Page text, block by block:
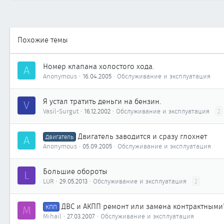
Похожие темы
A Номер клапана холостого хода.
Anonymous 16.04.2005 Обслуживание и эксплуатация
V Я устал тратить деньги на бензин.
Vasil-Surgut 16.12.2002 Обслуживание и эксплуатация 2
A Двигатель Двигатель заводится и сразу глохнет
Anonymous 05.09.2005 Обслуживание и эксплуатация
L Большие обороты
LUR 29.05.2013 Обслуживание и эксплуатация 2
M КПП ДВС и АКПП ремонт или замена
Mihail 27.03.2007 Обслуживание и эксплуатация